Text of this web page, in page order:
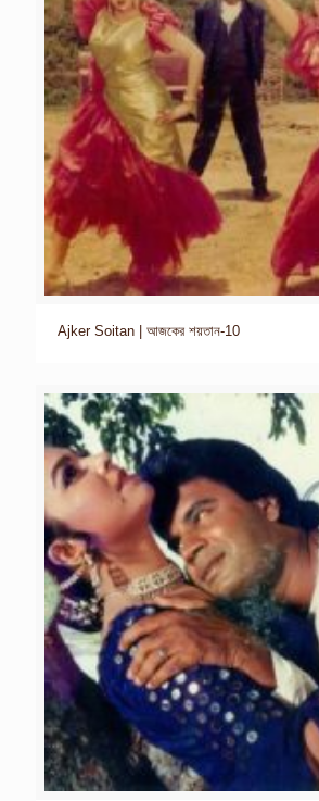
Ajker Soitan | আজকের শয়তান-10